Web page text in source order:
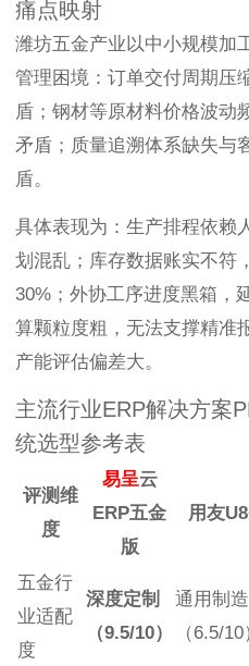
痛点映射
潍坊五金产业以中小规模加
管理困境：订单交付周期压
盾；钢材等原材料价格波动
矛盾；质量追溯体系缺失与
盾。
具体表现为：生产排程依赖
划混乱；库存数据账实不符
30%；外协工序进度黑箱，
算颗粒度粗，无法支撑精准
产能评估偏差大。
主流行业ERP解决方案
统选型参考表
评测维
度
易呈云
ERP五金
版
用友
五金行
业适配
度
深度定制
（9.5/10）
通用制造
（6.5/10